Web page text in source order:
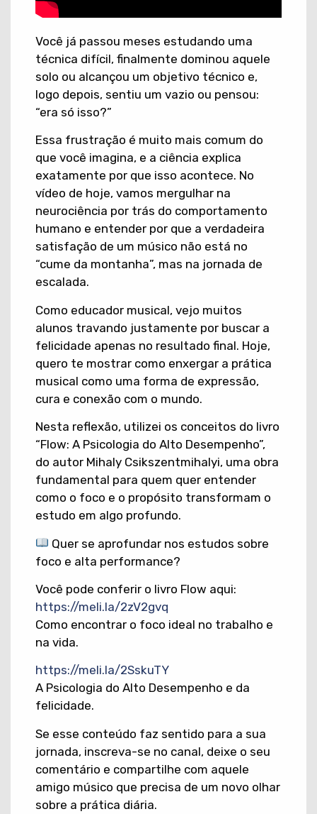
Você já passou meses estudando uma
técnica difícil, finalmente dominou aquele
solo ou alcançou um objetivo técnico e,
logo depois, sentiu um vazio ou pensou:
“era só isso?”
​Essa frustração é muito mais comum do
que você imagina, e a ciência explica
exatamente por que isso acontece. No
vídeo de hoje, vamos mergulhar na
neurociência por trás do comportamento
humano e entender por que a verdadeira
satisfação de um músico não está no
“cume da montanha”, mas na jornada de
escalada.
​Como educador musical, vejo muitos
alunos travando justamente por buscar a
felicidade apenas no resultado final. Hoje,
quero te mostrar como enxergar a prática
musical como uma forma de expressão,
cura e conexão com o mundo.
​Nesta reflexão, utilizei os conceitos do livro
“Flow: A Psicologia do Alto Desempenho”,
do autor Mihaly Csikszentmihalyi, uma obra
fundamental para quem quer entender
como o foco e o propósito transformam o
estudo em algo profundo.
Quer se aprofundar nos estudos sobre
foco e alta performance?
Você pode conferir o livro Flow aqui:
https://meli.la/2zV2gvq
Como encontrar o foco ideal no trabalho e
na vida.
https://meli.la/2SskuTY
A Psicologia do Alto Desempenho e da
felicidade.
​Se esse conteúdo faz sentido para a sua
jornada, inscreva-se no canal, deixe o seu
comentário e compartilhe com aquele
amigo músico que precisa de um novo olhar
sobre a prática diária.